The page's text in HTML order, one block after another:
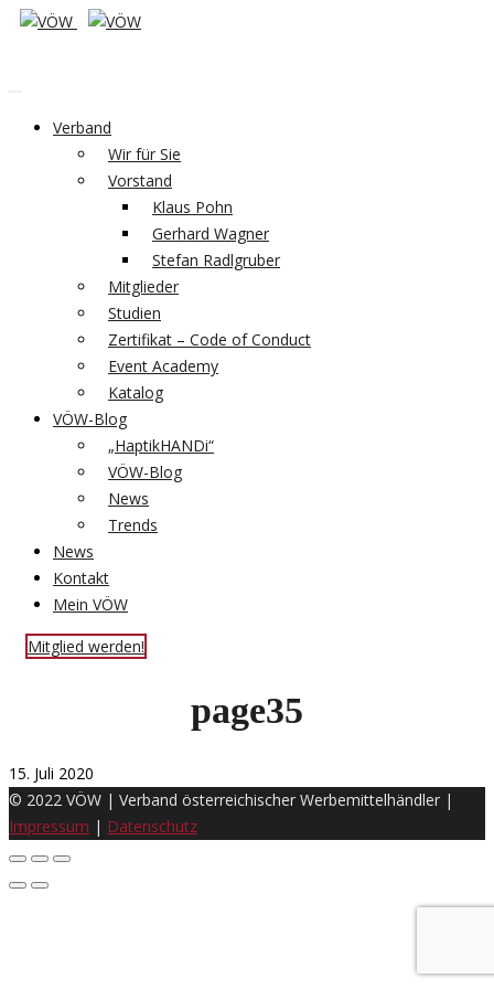
Verband
Wir für Sie
Vorstand
Klaus Pohn
Gerhard Wagner
Stefan Radlgruber
Mitglieder
Studien
Zertifikat – Code of Conduct
Event Academy
Katalog
VÖW-Blog
„HaptikHANDi“
VÖW-Blog
News
Trends
News
Kontakt
Mein VÖW
Mitglied werden!
page35
15. Juli 2020
© 2022 VÖW | Verband österreichischer Werbemittelhändler |
Impressum | Datenschutz